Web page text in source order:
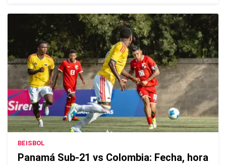
BEISBOL
Panamá Sub-21 vs Colombia: Fecha, hora